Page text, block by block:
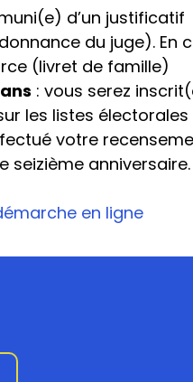
d’un justificatif
du juge). En
(livret de famille)
: vous serez
les listes électorales
votre
seizième anniversaire.
en ligne